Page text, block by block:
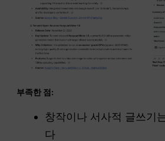
부족한 점:
창작이나 서사적 글쓰기
다